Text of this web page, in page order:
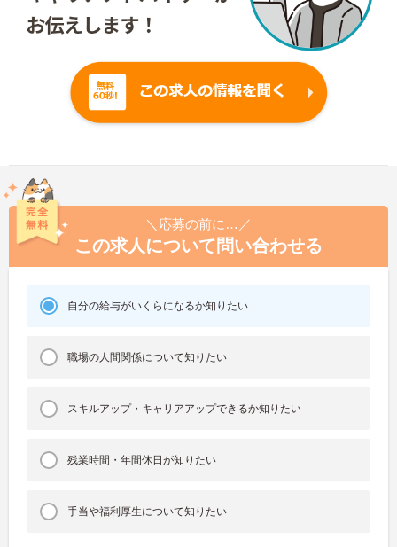
＼応募の前に…／
この求人について問い合わせる
自分の給与がいくらになるか知りたい
職場の人間関係について知りたい
スキルアップ・キャリアアップできるか知りたい
残業時間・年間休日が知りたい
手当や福利厚生について知りたい